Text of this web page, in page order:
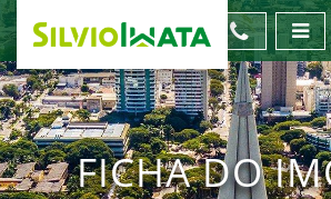
FICHA DO